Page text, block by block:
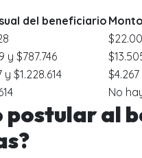
del beneficiario
y $787.746
y $1.228.614
$4.267
No
postular al